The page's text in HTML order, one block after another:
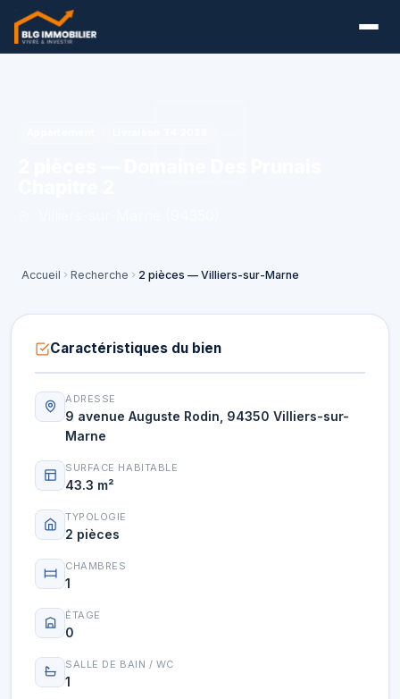
Accueil Recherche 2 pièces — Villiers-sur-Marne
Caractéristiques du bien
ADRESSE
9 avenue Auguste Rodin, 94350 Villiers-sur-
Marne
SURFACE HABITABLE
43.3 m²
TYPOLOGIE
2 pièces
CHAMBRES
1
ÉTAGE
0
SALLE DE BAIN / WC
1